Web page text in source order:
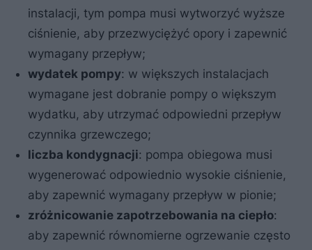
instalacji, tym pompa musi wytworzyć wyższe
ciśnienie, aby przezwyciężyć opory i zapewnić
wymagany przepływ;
wydatek pompy: w większych instalacjach
wymagane jest dobranie pompy o większym
wydatku, aby utrzymać odpowiedni przepływ
czynnika grzewczego;
liczba kondygnacji: pompa obiegowa musi
wygenerować odpowiednio wysokie ciśnienie,
aby zapewnić wymagany przepływ w pionie;
zróżnicowanie zapotrzebowania na ciepło:
aby zapewnić równomierne ogrzewanie często